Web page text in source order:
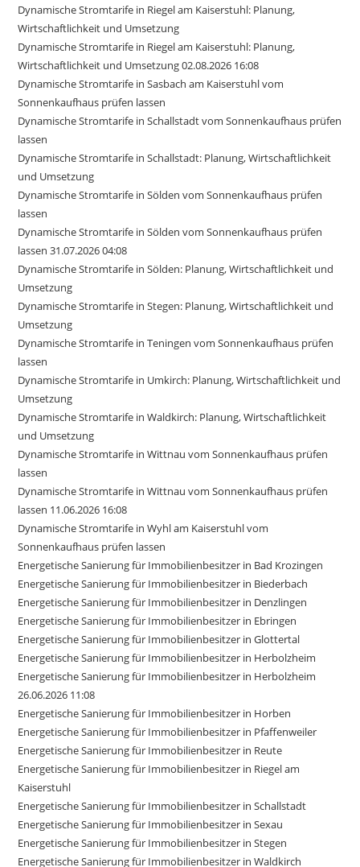
Dynamische Stromtarife in Riegel am Kaiserstuhl: Planung,
Wirtschaftlichkeit und Umsetzung
Dynamische Stromtarife in Riegel am Kaiserstuhl: Planung,
Wirtschaftlichkeit und Umsetzung 02.08.2026 16:08
Dynamische Stromtarife in Sasbach am Kaiserstuhl vom
Sonnenkaufhaus prüfen lassen
Dynamische Stromtarife in Schallstadt vom Sonnenkaufhaus prüfen
lassen
Dynamische Stromtarife in Schallstadt: Planung, Wirtschaftlichkeit
und Umsetzung
Dynamische Stromtarife in Sölden vom Sonnenkaufhaus prüfen
lassen
Dynamische Stromtarife in Sölden vom Sonnenkaufhaus prüfen
lassen 31.07.2026 04:08
Dynamische Stromtarife in Sölden: Planung, Wirtschaftlichkeit und
Umsetzung
Dynamische Stromtarife in Stegen: Planung, Wirtschaftlichkeit und
Umsetzung
Dynamische Stromtarife in Teningen vom Sonnenkaufhaus prüfen
lassen
Dynamische Stromtarife in Umkirch: Planung, Wirtschaftlichkeit und
Umsetzung
Dynamische Stromtarife in Waldkirch: Planung, Wirtschaftlichkeit
und Umsetzung
Dynamische Stromtarife in Wittnau vom Sonnenkaufhaus prüfen
lassen
Dynamische Stromtarife in Wittnau vom Sonnenkaufhaus prüfen
lassen 11.06.2026 16:08
Dynamische Stromtarife in Wyhl am Kaiserstuhl vom
Sonnenkaufhaus prüfen lassen
Energetische Sanierung für Immobilienbesitzer in Bad Krozingen
Energetische Sanierung für Immobilienbesitzer in Biederbach
Energetische Sanierung für Immobilienbesitzer in Denzlingen
Energetische Sanierung für Immobilienbesitzer in Ebringen
Energetische Sanierung für Immobilienbesitzer in Glottertal
Energetische Sanierung für Immobilienbesitzer in Herbolzheim
Energetische Sanierung für Immobilienbesitzer in Herbolzheim
26.06.2026 11:08
Energetische Sanierung für Immobilienbesitzer in Horben
Energetische Sanierung für Immobilienbesitzer in Pfaffenweiler
Energetische Sanierung für Immobilienbesitzer in Reute
Energetische Sanierung für Immobilienbesitzer in Riegel am
Kaiserstuhl
Energetische Sanierung für Immobilienbesitzer in Schallstadt
Energetische Sanierung für Immobilienbesitzer in Sexau
Energetische Sanierung für Immobilienbesitzer in Stegen
Energetische Sanierung für Immobilienbesitzer in Waldkirch